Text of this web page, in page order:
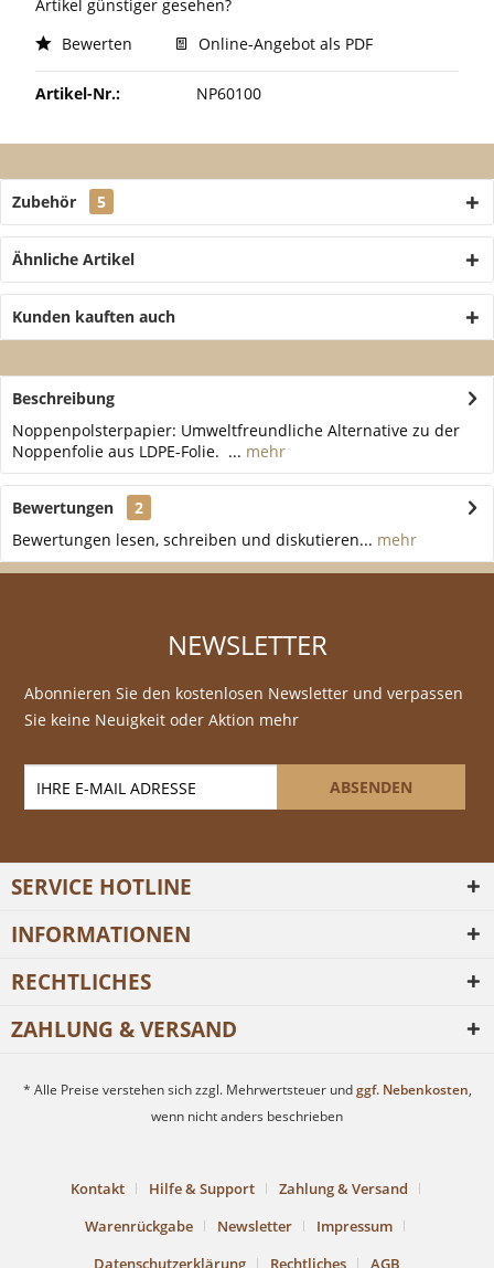
Artikel günstiger gesehen?
Bewerten
Online-Angebot als PDF
Artikel-Nr.: NP60100
Zubehör 5
Ähnliche Artikel
Kunden kauften auch
Beschreibung
Noppenpolsterpapier: Umweltfreundliche Alternative zu der
Noppenfolie aus LDPE-Folie. ... mehr
Bewertungen
2
Bewertungen lesen, schreiben und diskutieren... mehr
NEWSLETTER
Abonnieren Sie den kostenlosen Newsletter und verpassen
Sie keine Neuigkeit oder Aktion mehr
ABSENDEN
SERVICE HOTLINE
INFORMATIONEN
RECHTLICHES
ZAHLUNG & VERSAND
* Alle Preise verstehen sich zzgl. Mehrwertsteuer undggf. Nebenkosten,
wenn nicht anders beschrieben
Kontakt Hilfe & Support
Zahlung & Versand
Warenrückgabe
Newsletter
Impressum
Datenschutzerklärung
Rechtliches AGB